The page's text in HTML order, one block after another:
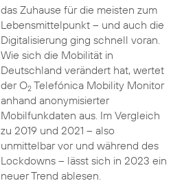
das Zuhause für die meisten zum
Lebensmittelpunkt – und auch die
Digitalisierung ging schnell voran.
Wie sich die Mobilität in
Deutschland verändert hat, wertet
der O2Telefónica Mobility Monitor
anhand anonymisierter
Mobilfunkdaten aus. Im Vergleich
zu 2019 und 2021 – also
unmittelbar vor und während des
Lockdowns – lässt sich in 2023 ein
neuer Trend ablesen.